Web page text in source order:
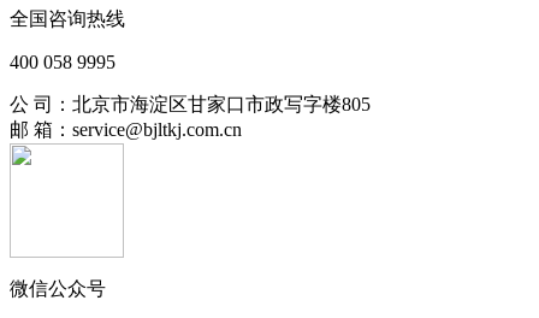
全国咨询热线
400 058 9995
公 司：北京市海淀区甘家口市政写字楼805
邮 箱：service@bjltkj.com.cn
微信公众号